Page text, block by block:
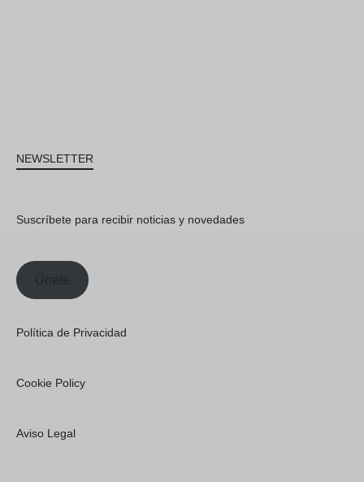
NEWSLETTER
Suscríbete para recibir noticias y novedades
Únete
Política de Privacidad
Cookie Policy
Aviso Legal